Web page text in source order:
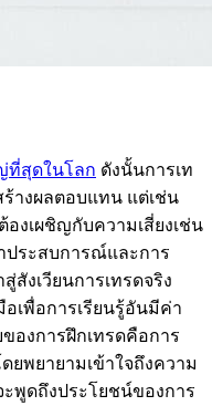
ที่สุดในโลก ดังนั้นการเท
างผลตอบแทน แต่เช่น
องเผชิญกับความเสี่ยงเช่น
ประสบการณ์และการ
งเวียนการเทรดจริง
เพื่อการเรียนรู้อันมีค่า
องการฝึกเทรดคือการ
ยพยายามเข้าใจถึงความ
พูดถึงประโยชน์ของการ